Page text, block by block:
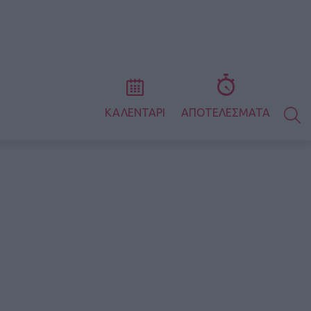
ΚΑΛΕΝΤΑΡΙ ΑΠΟΤΕΛΕΣΜΑΤΑ